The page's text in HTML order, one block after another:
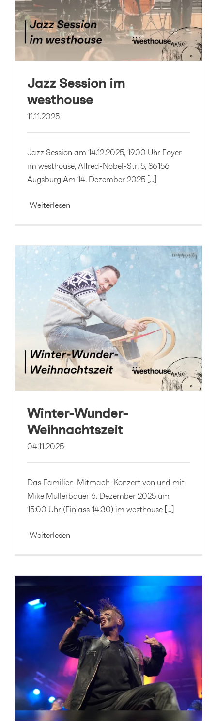
Jazz Session im
westhouse
11.11.2025
Jazz Session am 14.12.2025, 19.00 Uhr Foyer
im westhouse, Alfred-Nobel-Str. 5, 86156
Augsburg Am 14. Dezember 2025 [...]
Weiterlesen
Winter-Wunder-
Weihnachtszeit
04.11.2025
Das Familien-Mitmach-Konzert von und mit
Mike Müllerbauer 6. Dezember 2025 um
15:00 Uhr (Einlass 14:30) im westhouse [...]
Weiterlesen